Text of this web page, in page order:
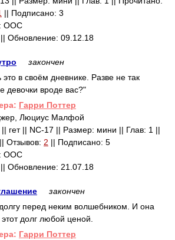
|| Подписано: 3
ООС
Обновление: 09.12.18
закончен
в своём дневнике. Разве не так
девочки вроде вас?"
Гарри Поттер
Люциус Малфой
гет || NC-17 || Размер: мини || Глав: 1 ||
Отзывов: 2 || Подписано: 5
ООС
Обновление: 21.07.18
закончен
перед неким волшебником. И она
долг любой ценой.
Гарри Поттер